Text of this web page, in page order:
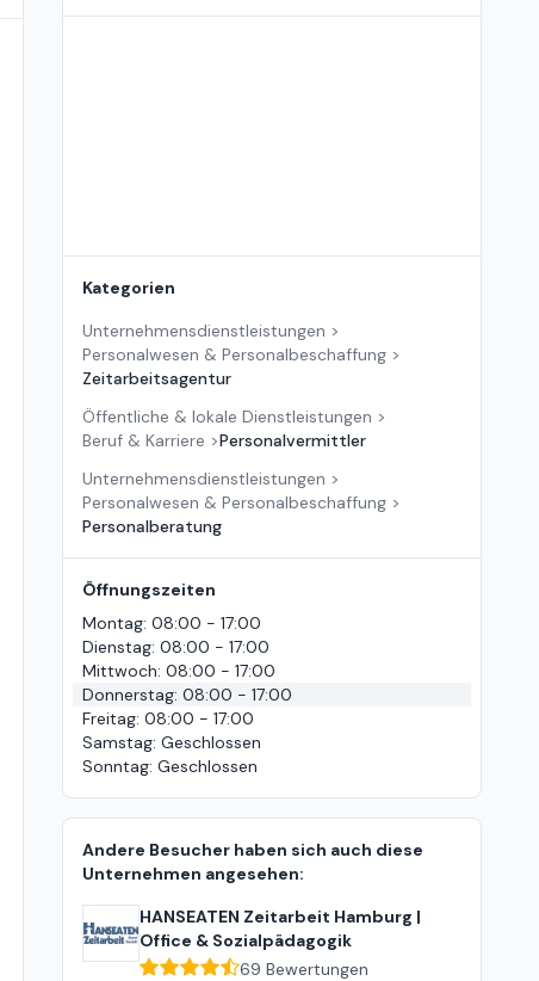
Kategorien
Unternehmensdienstleistungen >
Personalwesen & Personalbeschaffung >
Zeitarbeitsagentur
Öffentliche & lokale Dienstleistungen >
Beruf & Karriere >Personalvermittler
Unternehmensdienstleistungen >
Personalwesen & Personalbeschaffung >
Personalberatung
Öffnungszeiten
Montag: 08:00 - 17:00
Dienstag: 08:00 - 17:00
Mittwoch: 08:00 - 17:00
Donnerstag: 08:00 - 17:00
Freitag: 08:00 - 17:00
Samstag: Geschlossen
Sonntag: Geschlossen
Andere Besucher haben sich auch diese
Unternehmen angesehen:
HANSEATEN Zeitarbeit Hamburg |
Office & Sozialpädagogik
69 Bewertungen